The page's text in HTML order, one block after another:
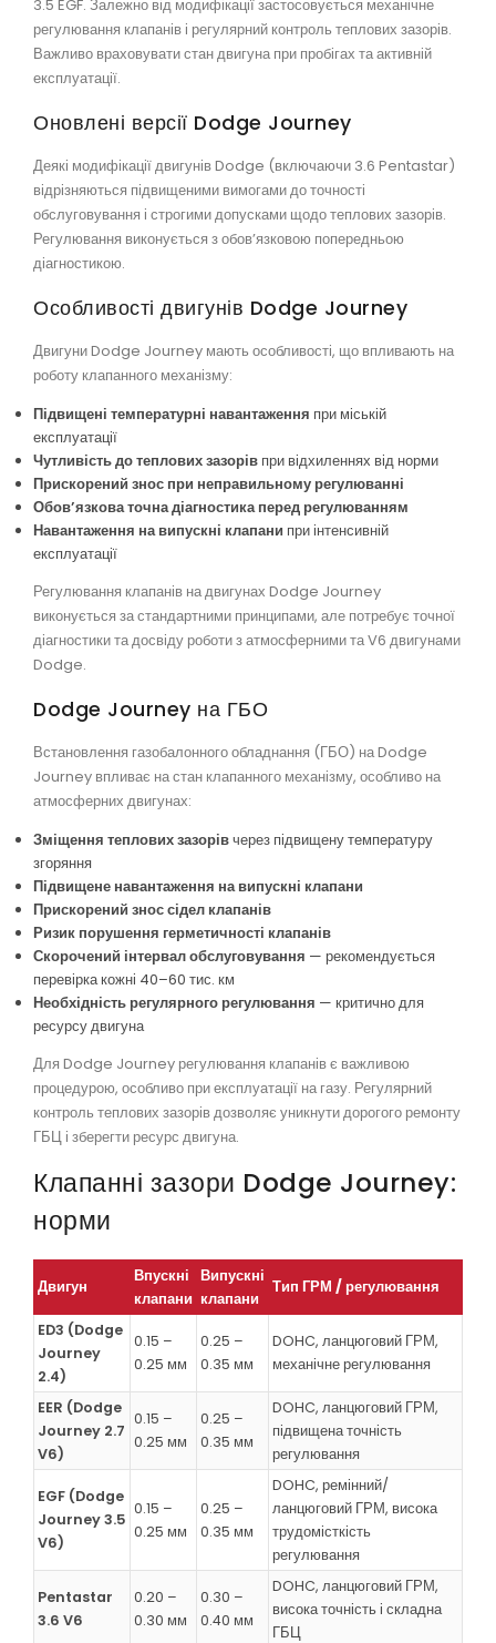
3.5 EGF. Залежно від модифікації застосовується механічне
регулювання клапанів і регулярний контроль теплових зазорів.
Важливо враховувати стан двигуна при пробігах та активній
експлуатації.
Оновлені версії Dodge Journey
Деякі модифікації двигунів Dodge (включаючи 3.6 Pentastar)
відрізняються підвищеними вимогами до точності
обслуговування і строгими допусками щодо теплових зазорів.
Регулювання виконується з обов’язковою попередньою
діагностикою.
Особливості двигунів Dodge Journey
Двигуни Dodge Journey мають особливості, що впливають на
роботу клапанного механізму:
Підвищені температурні навантаження при міській
експлуатації
Чутливість до теплових зазорів при відхиленнях від норми
Прискорений знос при неправильному регулюванні
Обов’язкова точна діагностика перед регулюванням
Навантаження на випускні клапани при інтенсивній
експлуатації
Регулювання клапанів на двигунах Dodge Journey
виконується за стандартними принципами, але потребує точної
діагностики та досвіду роботи з атмосферними та V6 двигунами
Dodge.
Dodge Journey на ГБО
Встановлення газобалонного обладнання (ГБО) на Dodge
Journey впливає на стан клапанного механізму, особливо на
атмосферних двигунах:
Зміщення теплових зазорівчерез підвищену температуру
згоряння
Підвищене навантаження на випускні клапани
Прискорений знос сідел клапанів
Ризик порушення герметичності клапанів
Скорочений інтервал обслуговування — рекомендується
перевірка кожні 40–60 тис. км
Необхідність регулярного регулювання — критично для
ресурсу двигуна
Для Dodge Journey регулювання клапанів є важливою
процедурою, особливо при експлуатації на газу. Регулярний
контроль теплових зазорів дозволяє уникнути дорогого ремонту
ГБЦ і зберегти ресурс двигуна.
Клапанні зазори Dodge Journey:
норми
Двигун
Впускні
клапани
Випускні
клапани
Тип ГРМ / регулювання
ED3 (Dodge
Journey
2.4)
0.15 –
0.25 мм
0.25 –
0.35 мм
DOHC, ланцюговий ГРМ,
механічне регулювання
EER (Dodge
Journey 2.7
V6)
0.15 –
0.25 мм
0.25 –
0.35 мм
DOHC, ланцюговий ГРМ,
підвищена точність
регулювання
EGF (Dodge
Journey 3.5
V6)
0.15 –
0.25 мм
0.25 –
0.35 мм
DOHC, ремінний/
ланцюговий ГРМ, висока
трудомісткість
регулювання
Pentastar
3.6 V6
0.20 –
0.30 мм
0.30 –
0.40 мм
DOHC, ланцюговий ГРМ,
висока точність і складна
ГБЦ